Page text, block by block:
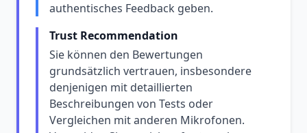
authentisches Feedback geben.
Trust Recommendation
Sie können den Bewertungen
grundsätzlich vertrauen, insbesondere
denjenigen mit detaillierten
Beschreibungen von Tests oder
Vergleichen mit anderen Mikrofonen.